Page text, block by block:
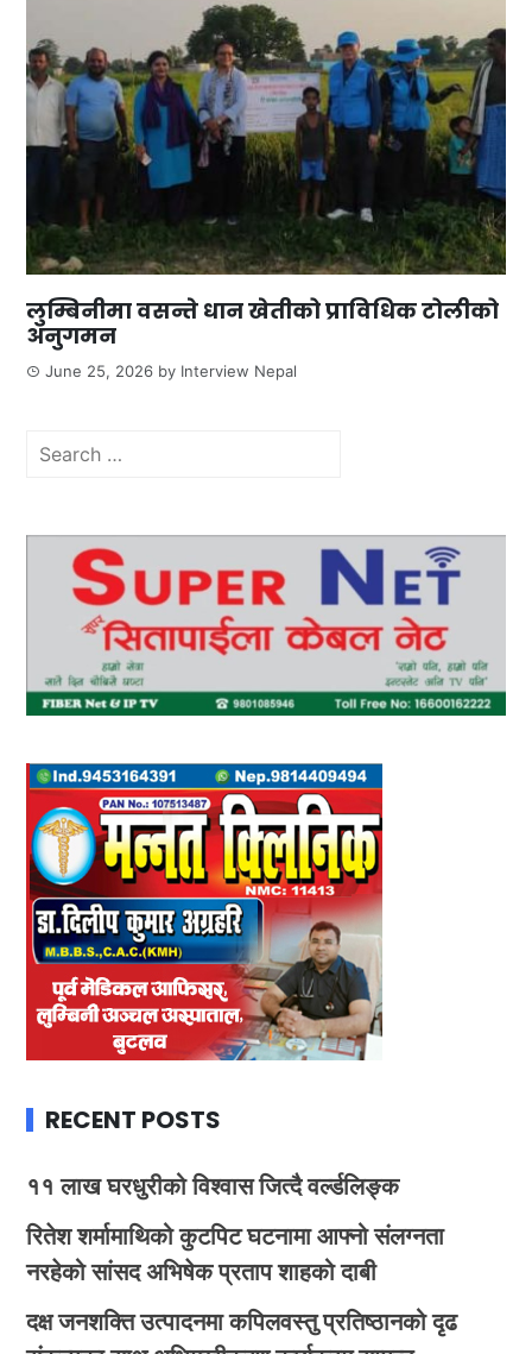
लुम्बिनीमा वसन्ते धान खेतीको प्राविधिक टोलीको
अनुगमन
June 25, 2026 by Interview Nepal
Search
RECENT POSTS
११ लाख घरधुरीको विश्वास जित्दै वर्ल्डलिङ्क
रितेश शर्मामाथिको कुटपिट घटनामा आफ्नो संलग्नता
नरहेको सांसद अभिषेक प्रताप शाहको दाबी
दक्ष जनशक्ति उत्पादनमा कपिलवस्तु प्रतिष्ठानको दृढ